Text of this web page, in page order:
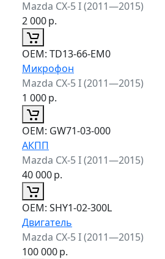
Mazda CX-5 I (2011—2015)
2 000р.
ОЕМ: TD13-66-EM0
Микрофон
Mazda CX-5 I (2011—2015)
1 000р.
ОЕМ: GW71-03-000
АКПП
Mazda CX-5 I (2011—2015)
40 000р.
ОЕМ: SHY1-02-300L
Двигатель
Mazda CX-5 I (2011—2015)
100 000р.